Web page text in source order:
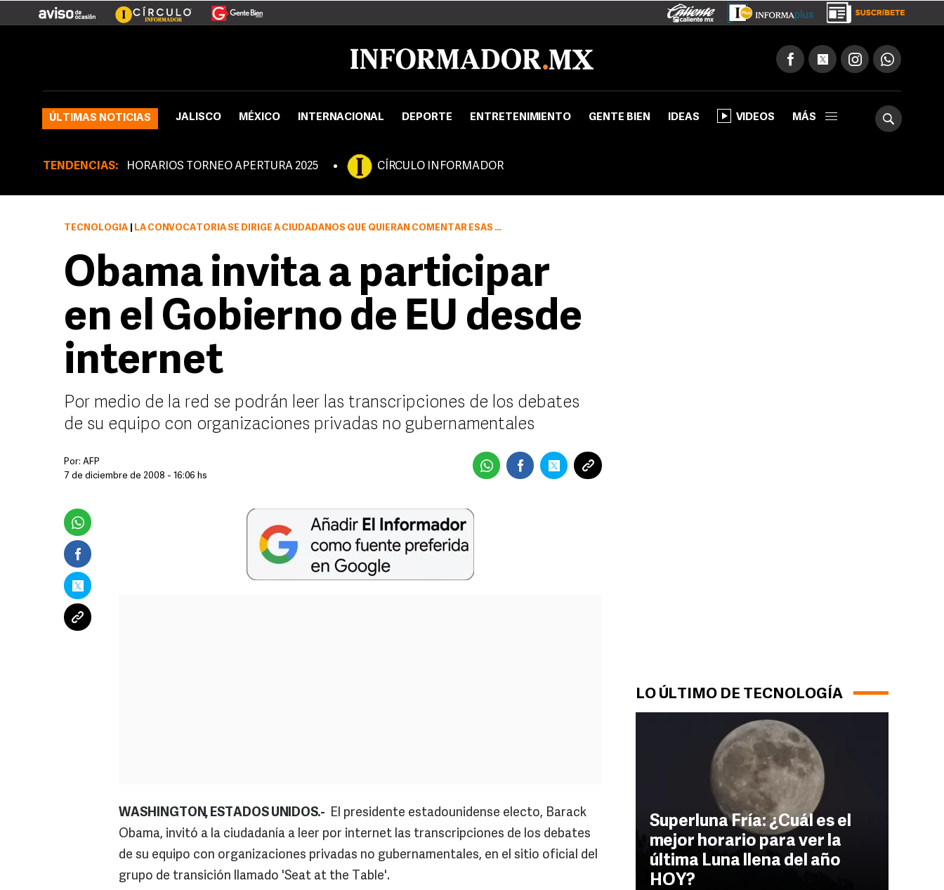
ÚLTIMAS NOTICIAS JALISCO MÉXICO INTERNACIONAL DEPORTE ENTRETENIMIENTO GENTE BIEN IDEAS VIDEOS MÁS
TENDENCIAS: HORARIOS TORNEO APERTURA 2025 CÍRCULO INFORMADOR
LO ÚLTIMO DE TECNOLOGÍA
Superluna Fría: ¿Cuál es el
mejor horario para ver la
última Luna llena del año
HOY?
TECNOLOGÍA LA CONVOCATORIA SE DIRIGE A CIUDADANOS QUE QUIERAN COMENTAR ESAS REUNIONES, CON SOCIEDADES U OTROS GRUPOS DE INTERÉS
Obama invita a participar
en el Gobierno de EU desde
internet
Por medio de la red se podrán leer las transcripciones de los debates
de su equipo con organizaciones privadas no gubernamentales
Por: AFP
7 de diciembre de 2008 - 16:06 hs
WASHINGTON, ESTADOS UNIDOS.- El presidente estadounidense electo, Barack
Obama, invitó a la ciudadanía a leer por internet las transcripciones de los debates
de su equipo con organizaciones privadas no gubernamentales, en el sitio oficial del
grupo de transición llamado 'Seat at the Table'.